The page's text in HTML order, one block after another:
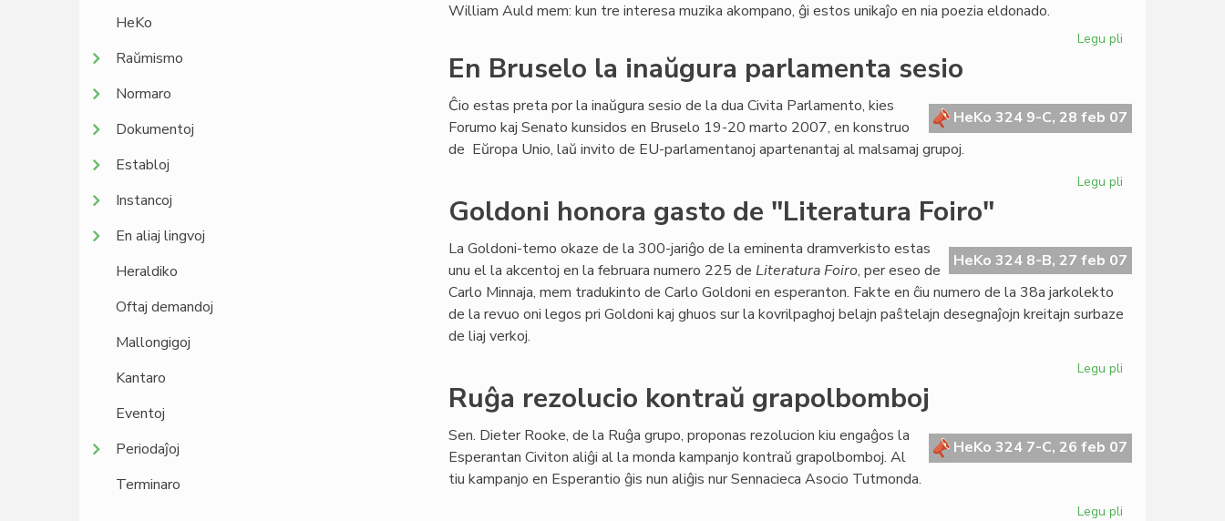
William Auld mem: kun tre interesa muzika akompano, ĝi estos unikaĵo en nia poezia eldonado.
Legu pli
Meksiko
En Bruselo la inaŭgura parlamenta sesio
HeKo 324 9-C, 28 feb 07
Ĉio estas preta por la inaŭgura sesio de la dua Civita Parlamento, kies
Forumo kaj Senato kunsidos en Bruselo 19-20 marto 2007, en konstruo
de Eŭropa Unio, laŭ invito de EU-parlamentanoj apartenantaj al malsamaj grupoj.
Legu pli
inaŭgura
parlamenta
Goldoni honora gasto de "Literatura Foiro"
HeKo 324 8-B, 27 feb 07
La Goldoni-temo okaze de la 300-jariĝo de la eminenta dramverkisto estas
unu el la akcentoj en la februara numero 225 de Literatura Foiro, per eseo de
Carlo Minnaja, mem tradukinto de Carlo Goldoni en esperanton. Fakte en ĉiu numero de la 38a jarkolekto
de la revuo oni legos pri Goldoni kaj ghuos sur la kovrilpaghoj belajn paŝtelajn desegnaĵojn kreitajn surbaze
de liaj verkoj.
Legu pli
de
"Literatura
Ruĝa rezolucio kontraŭ grapolbomboj
HeKo 324 7-C, 26 feb 07
Sen. Dieter Rooke, de la Ruĝa grupo, proponas rezolucion kiu engaĝos la
Esperantan Civiton aliĝi al la monda kampanjo kontraŭ grapolbomboj. Al
tiu kampanjo en Esperantio ĝis nun aliĝis nur Sennacieca Asocio Tutmonda.
Legu pli
HeKo
Raŭmismo
Normaro
Dokumentoj
Establoj
Instancoj
En aliaj lingvoj
Heraldiko
Oftaj demandoj
Mallongigoj
Kantaro
Eventoj
Periodaĵoj
Terminaro